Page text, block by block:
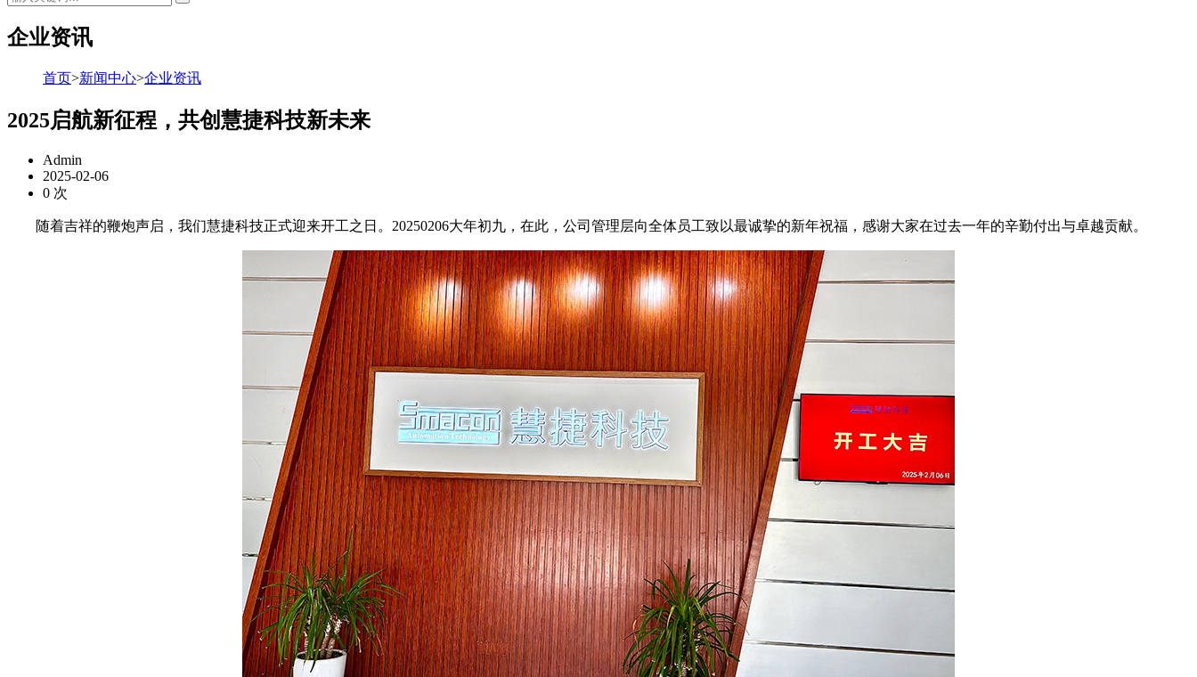
企业资讯
首页>新闻中心>企业资讯
2025启航新征程，共创慧捷科技新未来
Admin
2025-02-06
0 次
随着吉祥的鞭炮声启，我们慧捷科技正式迎来开工之日。20250206大年初九，在此，公司管理层向全体员工致以最诚挚的新年祝福，感谢大家在过去一年的辛勤付出与卓越贡献。